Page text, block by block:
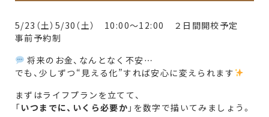
5/23（土）5/30（土） 10:00～12:00 ２日間開校予定
事前予約制
将来のお金、なんとなく不安…
でも、少しずつ“見える化”すれば安心に変えられます
まずはライフプランを立てて、
「いつまでに、いくら必要か 」を数字で描いてみましょう。